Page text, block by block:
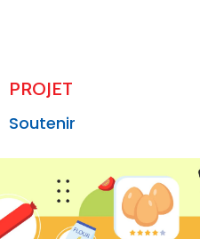
PROJET
Soutenir